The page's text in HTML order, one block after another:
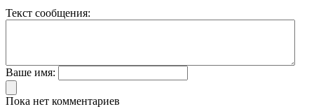
Текст сообщения:
Ваше имя:
Пока нет комментариев